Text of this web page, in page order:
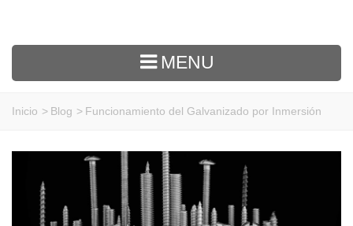
MENU
Inicio > Blog > Funcionamiento del Galvanizado por Inmersión